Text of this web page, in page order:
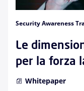
Security Awareness
Le
per la forza
Whitepaper